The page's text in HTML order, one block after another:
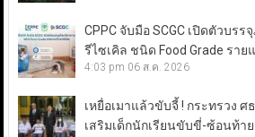
CPPC จับมือ SCGC เปิดตัวบร
รีไซเคิล ชนิด Food Grade ราย
4:03 pm 06 ส.ค. 2026
เหยื่อเมาแล้วขับจี้ ! กระทรวง
เสริมเด็กนักเรียนขับขี่-ซ้อนท้า